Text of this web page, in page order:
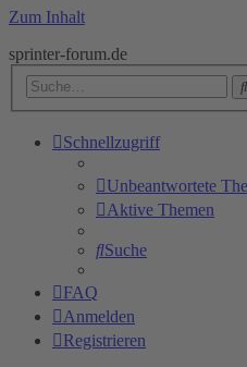
Zum Inhalt
sprinter-forum.de
Schnellzugriff
Unbeantwortete
Aktive Themen
Suche
FAQ
Anmelden
Registrieren